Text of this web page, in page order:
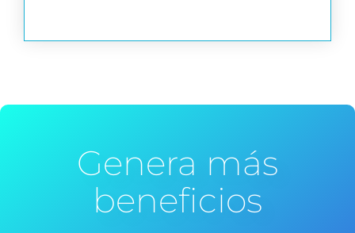
Genera más
beneficios